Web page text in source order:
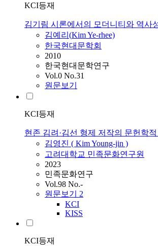
KCI등재
김기림 시론에서의 모더니티와 역사
김예리(KimYe-rhee)
한국현대문학회
2010
한국현대문학연구
Vol.0 No.31
원문보기
KCI등재
현존 김려·김선 형제 저작의 문헌학
김영진 ( KimYoung-jin )
고려대학교 민족문화연구원
2023
민족문화연구
Vol.98 No.-
원문보기 2
KCI
KISS
KCI등재